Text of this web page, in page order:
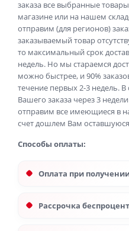
заказа все выбранные
магазине или на нашем
отправим (для регионов)
заказываемый товар
то максимальный срок
недель. Но мы стараемся
можно быстрее, и 90%
течение первых 2-3 недель. В
Вашего заказа через 3
отправим все имеющиеся в
счет дошлем Вам оставшуюся
Способы оплаты:
Оплата при
Рассрочка